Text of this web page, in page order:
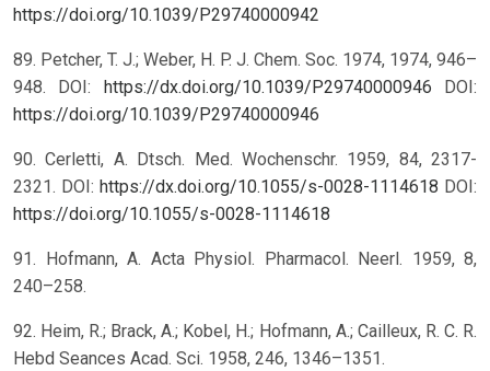
https://doi.org/10.1039/P29740000942
89. Petcher, T. J.; Weber, H. P. J. Chem. Soc. 1974, 1974, 946–
948. DOI: https://dx.doi.org/10.1039/P29740000946
DOI:
https://doi.org/10.1039/P29740000946
90. Cerletti, A. Dtsch. Med. Wochenschr. 1959, 84, 2317-
2321. DOI: https://dx.doi.org/10.1055/s-0028-1114618 DOI:
https://doi.org/10.1055/s-0028-1114618
91. Hofmann, A. Acta Physiol. Pharmacol. Neerl. 1959, 8,
240–258.
92. Heim, R.; Brack, A.; Kobel, H.; Hofmann, A.; Cailleux, R. C. R.
Hebd Seances Acad. Sci. 1958, 246, 1346–1351.